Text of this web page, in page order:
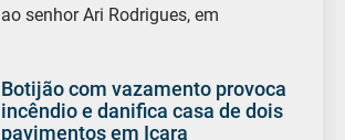
ao senhor Ari Rodrigues, em
Botijão com vazamento provoca
incêndio e danifica casa de dois
pavimentos em Içara